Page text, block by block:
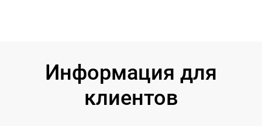
Информация для
клиентов